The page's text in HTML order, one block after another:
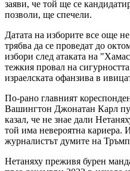
заяви, че той ще се
позволи, ще спечели.
Датата на изборите все още
трябва да се проведат до
избори след атаката на
тежкия провал на
израелската офанзива в
По-рано главният
Вашингтон Джонатан Карл
казал, че не знае дали
той има невероятна кариера.
журналистът думите на
Нетаняху преживя бурен